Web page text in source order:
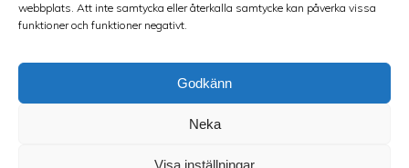
webbplats. Att inte samtycka eller återkalla samtycke kan påverka vissa
funktioner och funktioner negativt.
Godkänn
Neka
Visa inställningar
©2026 Spakarps plantskola